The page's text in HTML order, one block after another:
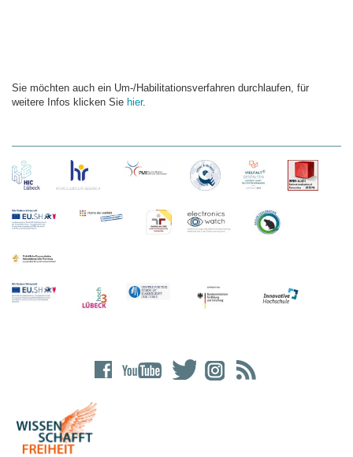
Sie möchten auch ein Um-/Habilitationsverfahren durchlaufen, für
weitere Infos klicken Sie hier.